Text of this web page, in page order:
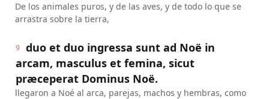
De los animales puros, y de las aves, y de todo lo que se
arrastra sobre la tierra,
9
duo et duo ingressa sunt ad Noë in
arcam, masculus et femina, sicut
præceperat Dominus Noë.
llegaron a Noé al arca, parejas, machos y hembras, como